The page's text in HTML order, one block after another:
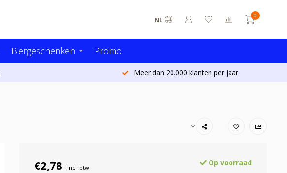
NL
0
Biergeschenken Promo
Meer dan 20.000 klanten per jaar
€2,78 Incl. btw
Op voorraad